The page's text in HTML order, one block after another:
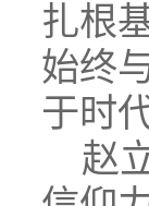
扎根
始终
于时
赵